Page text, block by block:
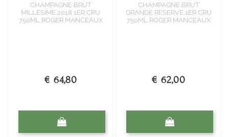
CHAMPAGNE BRUT
MILLESIME 2018 1ER CRU
750ML ROGER MANCEAUX
€ 64,80
CHAMPAGNE BRUT
GRANDE RESERVE 1ER CRU
750ML ROGER MANCEAUX
€ 62,00